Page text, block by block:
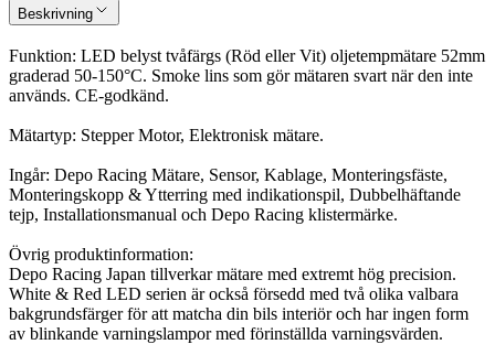
Beskrivning
Funktion: LED belyst tvåfärgs (Röd eller Vit) oljetempmätare 52mm
graderad 50-150°C. Smoke lins som gör mätaren svart när den inte
används. CE-godkänd.
Mätartyp: Stepper Motor, Elektronisk mätare.
Ingår: Depo Racing Mätare, Sensor, Kablage, Monteringsfäste,
Monteringskopp & Ytterring med indikationspil, Dubbelhäftande
tejp, Installationsmanual och Depo Racing klistermärke.
Övrig produktinformation:
Depo Racing Japan tillverkar mätare med extremt hög precision.
White & Red LED serien är också försedd med två olika valbara
bakgrundsfärger för att matcha din bils interiör och har ingen form
av blinkande varningslampor med förinställda varningsvärden.